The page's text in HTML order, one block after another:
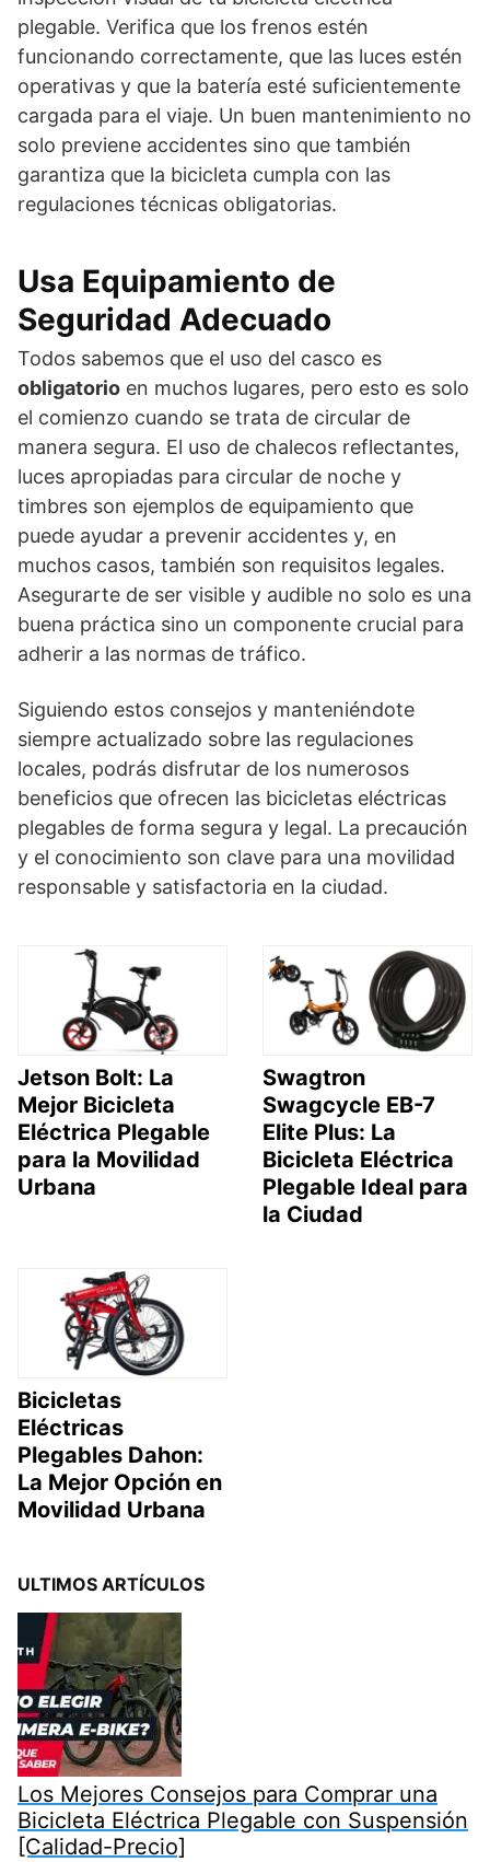
plegable. Verifica que los frenos estén
funcionando correctamente, que las luces estén
operativas y que la batería esté suficientemente
cargada para el viaje. Un buen mantenimiento no
solo previene accidentes sino que también
garantiza que la bicicleta cumpla con las
regulaciones técnicas obligatorias.
Usa Equipamiento de
Seguridad Adecuado
Todos sabemos que el uso del casco es
obligatorio en muchos lugares, pero esto es solo
el comienzo cuando se trata de circular de
manera segura. El uso de chalecos reflectantes,
luces apropiadas para circular de noche y
timbres son ejemplos de equipamiento que
puede ayudar a prevenir accidentes y, en
muchos casos, también son requisitos legales.
Asegurarte de ser visible y audible no solo es una
buena práctica sino un componente crucial para
adherir a las normas de tráfico.
Siguiendo estos consejos y manteniéndote
siempre actualizado sobre las regulaciones
locales, podrás disfrutar de los numerosos
beneficios que ofrecen las bicicletas eléctricas
plegables de forma segura y legal. La precaución
y el conocimiento son clave para una movilidad
responsable y satisfactoria en la ciudad.
Jetson Bolt: La
Mejor Bicicleta
Eléctrica Plegable
para la Movilidad
Urbana
Swagtron
Swagcycle EB-7
Elite Plus: La
Bicicleta Eléctrica
Plegable Ideal para
la Ciudad
Bicicletas
Eléctricas
Plegables Dahon:
La Mejor Opción en
Movilidad Urbana
ULTIMOS ARTÍCULOS
Los Mejores Consejos para Comprar una
Bicicleta Eléctrica Plegable con Suspensión
[Calidad-Precio]